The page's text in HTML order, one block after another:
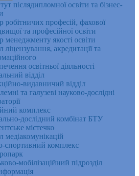
післядипломної освіти та бізнес-
робітничих професій, фахової
та професійної освіти
менеджменту якості освіти
ліцензування, акредитації та
освітньої діяльності
відділ
видавничий відділ
та галузеві науково-дослідні
комплекс
дослідний комбінат БТУ
містечко
медіакомунікацій
спортивний комплекс
мобілізаційний підрозділ